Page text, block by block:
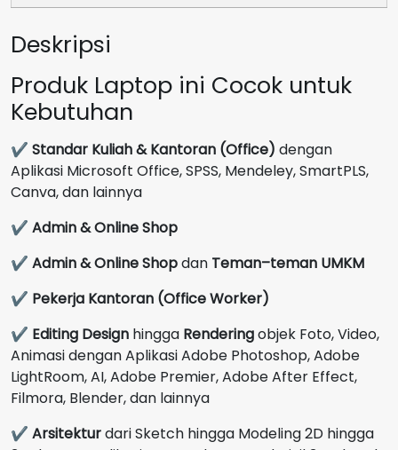
Deskripsi
Produk Laptop ini Cocok untuk
Kebutuhan
✔ Standar Kuliah & Kantoran (Office) dengan
Aplikasi Microsoft Office, SPSS, Mendeley, SmartPLS,
Canva, dan lainnya
✔ Admin & Online Shop
✔ Admin & Online Shopdan Teman–teman UMKM
✔ Pekerja Kantoran (Office Worker)
✔ Editing Design hingga Renderingobjek Foto, Video,
Animasi dengan Aplikasi Adobe Photoshop, Adobe
LightRoom, AI, Adobe Premier, Adobe After Effect,
Filmora, Blender, dan lainnya
✔ Arsitekturdari Sketch hingga Modeling 2D hingga